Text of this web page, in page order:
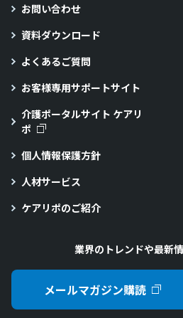
お問い合わせ
資料ダウンロード
よくあるご質問
お客様専用サポートサイト
介護ポータルサイト ケアリ
ポ
個人情報保護方針
人材サービス
ケアリポのご紹介
業界のトレンドや最新
メールマガジン購読